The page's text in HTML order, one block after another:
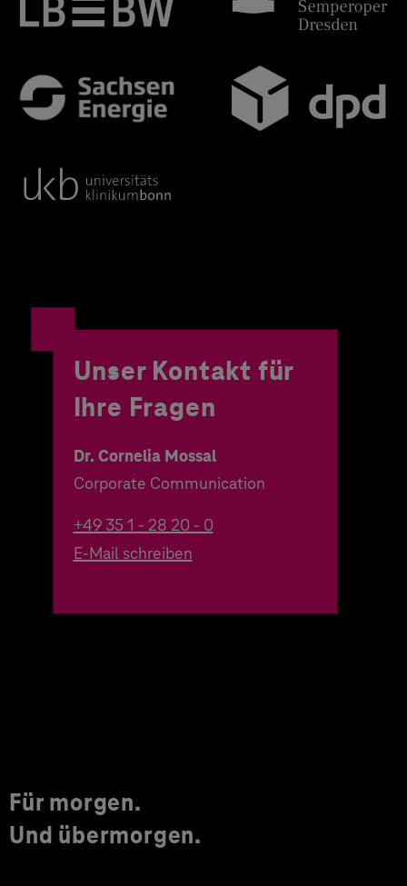
Unser Kontakt für
Ihre Fragen
Dr. Cornelia Mossal
Corporate Communication
+49 35 1 - 28 20 - 0
E-Mail schreiben
Für morgen.
Und übermorgen.